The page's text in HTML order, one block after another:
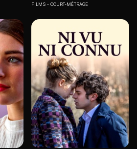
FILMS COURT-MÉTRAGE